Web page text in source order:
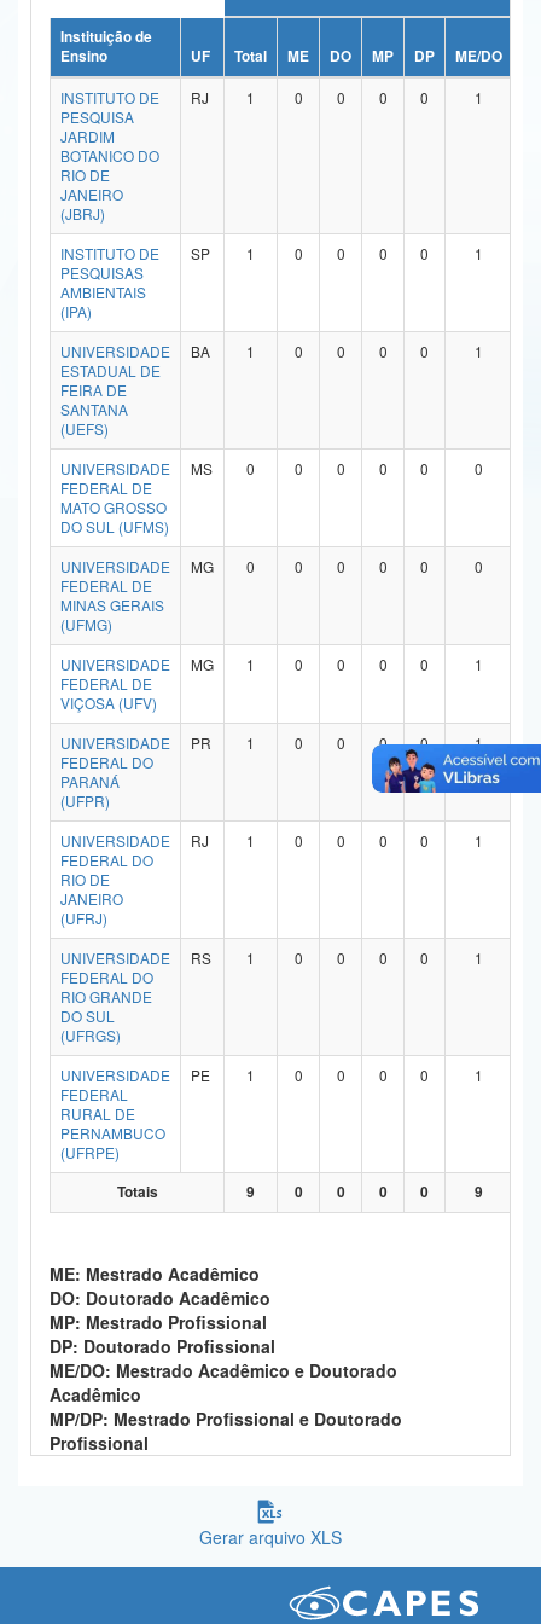
Ministério da Ciência, Tecnologia, Inovações e Comunicações
Ministério do Meio Ambiente
Ministério do Turismo
Ministério do Desenvolvimento Regional
Controladoria-Geral da União
Ministério da Mulher, da Família e dos Direitos Humanos
Secretaria-Geral
Secretaria de Governo
Gabinete de Segurança Institucional
Advocacia-Geral da União
Banco Central do Brasil
Instituição de
Ensino
UF Total ME DO MP DP ME/DO
INSTITUTO DE
PESQUISA
JARDIM
BOTANICO DO
RIO DE
JANEIRO
(JBRJ)
RJ 1 0 0 0 0 1
INSTITUTO DE
PESQUISAS
AMBIENTAIS
(IPA)
SP 1 0 0 0 0 1
UNIVERSIDADE
ESTADUAL DE
FEIRA DE
SANTANA
(UEFS)
BA 1 0 0 0 0 1
UNIVERSIDADE
FEDERAL DE
MATO GROSSO
DO SUL (UFMS)
MS 0 0 0 0 0 0
UNIVERSIDADE
FEDERAL DE
MINAS GERAIS
(UFMG)
MG 0 0 0 0 0 0
UNIVERSIDADE
FEDERAL DE
VIÇOSA (UFV)
MG 1 0 0 0 0 1
UNIVERSIDADE
FEDERAL DO
PARANÁ
(UFPR)
PR 1 0 0 0 0 1
UNIVERSIDADE
FEDERAL DO
RIO DE
JANEIRO
(UFRJ)
RJ 1 0 0 0 0 1
UNIVERSIDADE
FEDERAL DO
RIO GRANDE
DO SUL
(UFRGS)
RS 1 0 0 0 0 1
UNIVERSIDADE
FEDERAL
RURAL DE
PERNAMBUCO
(UFRPE)
PE 1 0 0 0 0 1
Totais 9 0 0 0 0 9
ME: Mestrado Acadêmico
DO: Doutorado Acadêmico
MP: Mestrado Profissional
DP: Doutorado Profissional
ME/DO: Mestrado Acadêmico e Doutorado
Acadêmico
MP/DP: Mestrado Profissional e Doutorado
Profissional
Gerar arquivo XLS